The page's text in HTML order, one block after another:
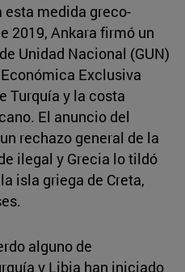
esta medida greco-
2019, Ankara firmó un
Unidad Nacional (GUN)
Exclusiva
Turquía y la costa
El anuncio del
rechazo general de la
ilegal y Grecia lo tildó
isla griega de Creta,
alguno de
y Libia han iniciado